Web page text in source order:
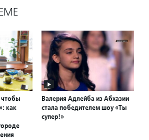
чтобы
как
Валерия Адлейба из Абхазии
стала победителем шоу «Ты
супер!»